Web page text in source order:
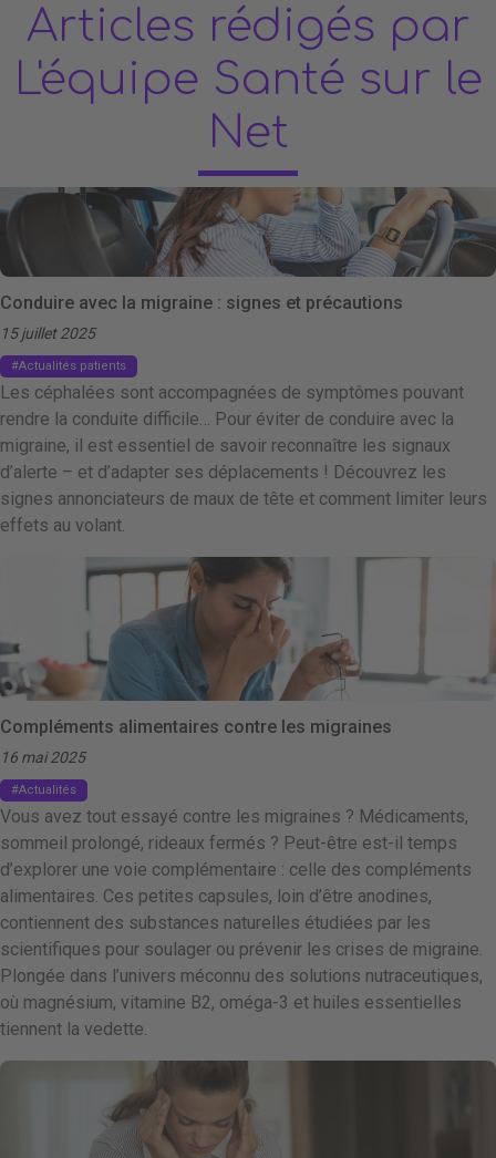
Articles rédigés par
L'équipe Santé sur le
Net
Conduire avec la migraine : signes et précautions
15 juillet 2025
Actualités patients
Les céphalées sont accompagnées de symptômes pouvant
rendre la conduite difficile… Pour éviter de conduire avec la
migraine, il est essentiel de savoir reconnaître les signaux
d’alerte – et d’adapter ses déplacements ! Découvrez les
signes annonciateurs de maux de tête et comment limiter leurs
effets au volant.
Compléments alimentaires contre les migraines
16 mai 2025
Actualités
Vous avez tout essayé contre les migraines ? Médicaments,
sommeil prolongé, rideaux fermés ? Peut-être est-il temps
d’explorer une voie complémentaire : celle des compléments
alimentaires. Ces petites capsules, loin d’être anodines,
contiennent des substances naturelles étudiées par les
scientifiques pour soulager ou prévenir les crises de migraine.
Plongée dans l’univers méconnu des solutions nutraceutiques,
où magnésium, vitamine B2, oméga-3 et huiles essentielles
tiennent la vedette.